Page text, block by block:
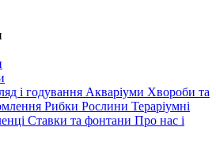
і годування Акваріуми Хвороби та
Рибки Рослини Тераріумні
Ставки та фонтани Про нас і